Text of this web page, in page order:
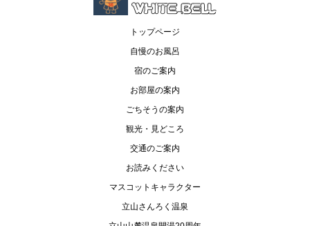
トップページ
自慢のお風呂
宿のご案内
お部屋の案内
ごちそうの案内
観光・見どころ
交通のご案内
お読みください
マスコットキャラクター
立山さんろく温泉